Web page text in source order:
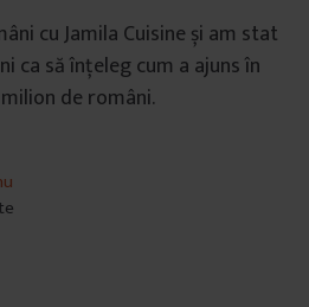
cu Jamila Cuisine și am stat
ca să înțeleg cum a ajuns în
de români.